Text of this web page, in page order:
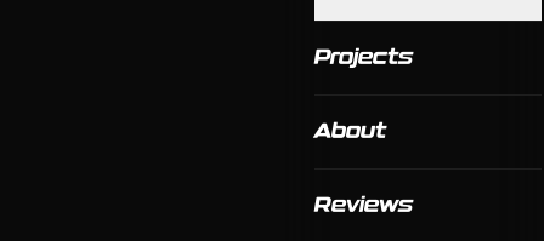
Projects
About
Reviews